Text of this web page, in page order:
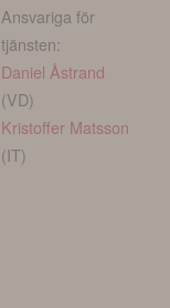
Ansvariga för
tjänsten:
Daniel Åstrand
(VD)
Kristoffer Matsson
(IT)